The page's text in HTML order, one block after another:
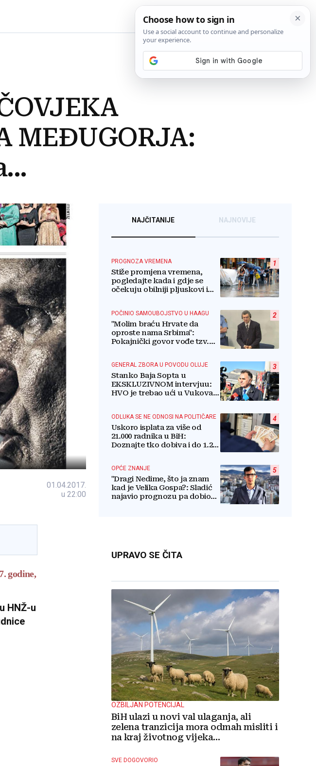
MEĐUGORJA:
01.04.2017.
u 22:00
godine,
HNŽ-u
NAJČITANIJE NAJNOVIJE
1
PROGNOZA VREMENA
Stiže promjena vremena,
pogledajte kada i gdje se
očekuju obilniji pljuskovi i
2
POČINIO SAMOUBOJSTVO U HAAGU
"Molim braću Hrvate da
oproste nama Srbima":
Pokajnički govor vođe tzv.
3
GENERAL ZBORA U POVODU OLUJE
Stanko Baja Sopta u
EKSKLUZIVNOM intervjuu:
HVO je trebao ući u Vukovar
4
ODLUKA SE NE ODNOSI NA POLITIČARE
Uskoro isplata za više od
21.000 radnika u BiH:
Doznajte tko dobiva i do 1.200
5
OPĆE ZNANJE
"Dragi Nedime, što ja znam
kad je Velika Gospa?: Sladić
najavio prognozu pa dobio
UPRAVO SE ČITA
OZBILJAN POTENCIJAL
BiH ulazi u novi val ulaganja, ali
zelena tranzicija mora odmah misliti i
na kraj životnog vijeka
SVE DOGOVORIO